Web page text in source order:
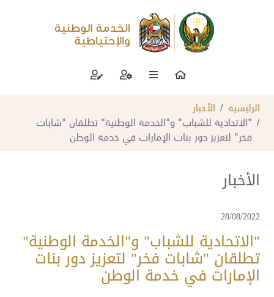
الرئيسية
الأخبار
"الاتحادية للشباب" و"الخدمة الوطنية" تطلقان "شابات
فخر" لتعزيز دور بنات الإمارات في خدمة الوطن
الأخبار
28/08/2022
"الاتحادية للشباب" و"الخدمة الوطنية"
تطلقان "شابات فخر" لتعزيز دور بنات
الإمارات في خدمة الوطن